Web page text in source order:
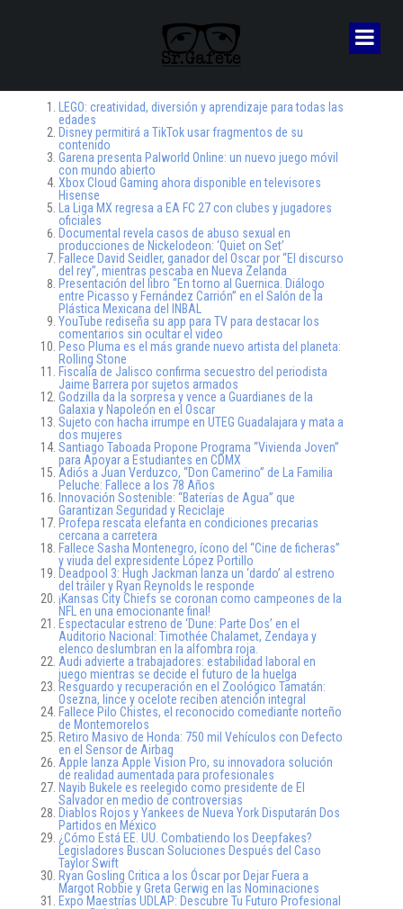
LEGO: creatividad, diversión y aprendizaje para todas las
edades
Disney permitirá a TikTok usar fragmentos de su
contenido
Garena presenta Palworld Online: un nuevo juego móvil
con mundo abierto
Xbox Cloud Gaming ahora disponible en televisores
Hisense
La Liga MX regresa a EA FC 27 con clubes y jugadores
oficiales
Documental revela casos de abuso sexual en
producciones de Nickelodeon: ‘Quiet on Set’
Fallece David Seidler, ganador del Oscar por “El discurso
del rey”, mientras pescaba en Nueva Zelanda
Presentación del libro “En torno al Guernica. Diálogo
entre Picasso y Fernández Carrión” en el Salón de la
Plástica Mexicana del INBAL
YouTube rediseña su app para TV para destacar los
comentarios sin ocultar el video
Peso Pluma es el más grande nuevo artista del planeta:
Rolling Stone
Fiscalía de Jalisco confirma secuestro del periodista
Jaime Barrera por sujetos armados
Godzilla da la sorpresa y vence a Guardianes de la
Galaxia y Napoleón en el Oscar
Sujeto con hacha irrumpe en UTEG Guadalajara y mata a
dos mujeres
Santiago Taboada Propone Programa “Vivienda Joven”
para Apoyar a Estudiantes en CDMX
Adiós a Juan Verduzco, “Don Camerino” de La Familia
Peluche: Fallece a los 78 Años
Innovación Sostenible: “Baterías de Agua” que
Garantizan Seguridad y Reciclaje
Profepa rescata elefanta en condiciones precarias
cercana a carretera
Fallece Sasha Montenegro, ícono del “Cine de ficheras”
y viuda del expresidente López Portillo
Deadpool 3: Hugh Jackman lanza un ‘dardo’ al estreno
del tráiler y Ryan Reynolds le responde
¡Kansas City Chiefs se coronan como campeones de la
NFL en una emocionante final!
Espectacular estreno de ‘Dune: Parte Dos’ en el
Auditorio Nacional: Timothée Chalamet, Zendaya y
elenco deslumbran en la alfombra roja.
Audi advierte a trabajadores: estabilidad laboral en
juego mientras se decide el futuro de la huelga
Resguardo y recuperación en el Zoológico Tamatán:
Osezna, lince y ocelote reciben atención integral
Fallece Pilo Chistes, el reconocido comediante norteño
de Montemorelos
Retiro Masivo de Honda: 750 mil Vehículos con Defecto
en el Sensor de Airbag
Apple lanza Apple Vision Pro, su innovadora solución
de realidad aumentada para profesionales
Nayib Bukele es reelegido como presidente de El
Salvador en medio de controversias
Diablos Rojos y Yankees de Nueva York Disputarán Dos
Partidos en México
¿Cómo Está EE. UU. Combatiendo los Deepfakes?
Legisladores Buscan Soluciones Después del Caso
Taylor Swift
Ryan Gosling Critica a los Óscar por Dejar Fuera a
Margot Robbie y Greta Gerwig en las Nominaciones
Expo Maestrías UDLAP: Descubre Tu Futuro Profesional